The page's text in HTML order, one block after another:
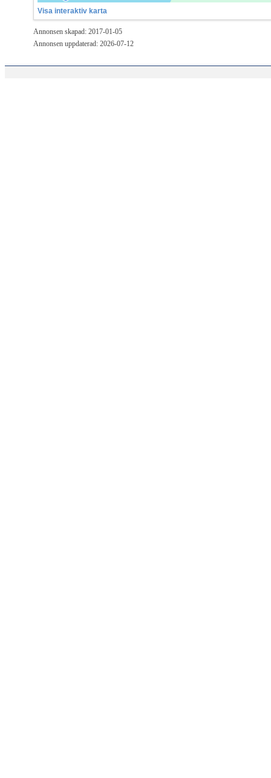
Visa interaktiv karta
Annonsen skapad: 2017-01-05
Annonsen uppdaterad: 2026-07-12